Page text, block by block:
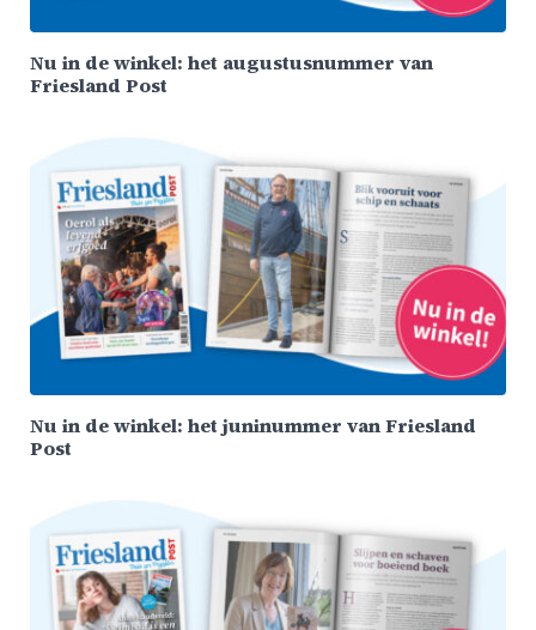
Nu in de winkel: het augustusnummer van
Friesland Post
Nu in de winkel: het juninummer van Friesland
Post